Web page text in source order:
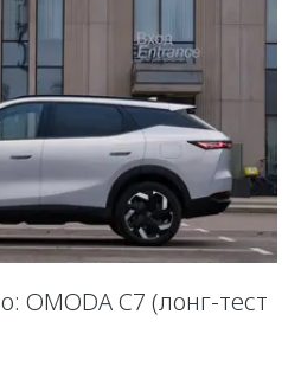
OMODA C7 (лонг-тест